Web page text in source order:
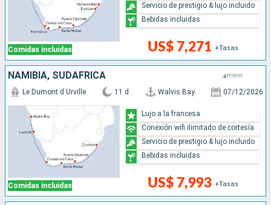
Comidas incluidas US$ 7,271 +Tasas
Servicio de prestigio & lujo incluido
Bebidas incluidas
NAMIBIA, SUDAFRICA
Comidas incluidas
Le Dumont d Urville 11 d Walvis Bay 07/12/2026
US$ 7,993 +Tasas
Lujo a la francesa
Conexión wifi ilimitado de cortesía
Servicio de prestigio & lujo incluido
Bebidas incluidas